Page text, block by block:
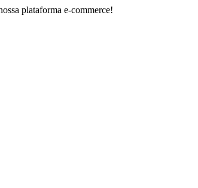
e-commerce!